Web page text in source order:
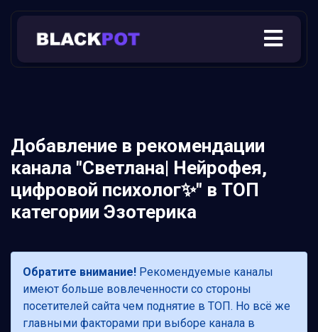
Добавление в рекомендации
канала "Светлана| Нейрофея,
цифровой психолог✨" в ТОП
категории Эзотерика
Обратите внимание! Рекомендуемые каналы
имеют больше вовлеченности со стороны
посетителей сайта чем поднятие в ТОП. Но всё же
главными факторами при выборе канала в